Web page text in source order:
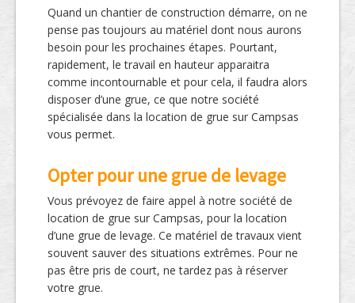
Quand un chantier de construction démarre, on ne
pense pas toujours au matériel dont nous aurons
besoin pour les prochaines étapes. Pourtant,
rapidement, le travail en hauteur apparaitra
comme incontournable et pour cela, il faudra alors
disposer d’une grue, ce que notre société
spécialisée dans la location de grue sur Campsas
vous permet.
Opter pour une grue de levage
Vous prévoyez de faire appel à notre société de
location de grue sur Campsas, pour la location
d’une grue de levage. Ce matériel de travaux vient
souvent sauver des situations extrêmes. Pour ne
pas être pris de court, ne tardez pas à réserver
votre grue.